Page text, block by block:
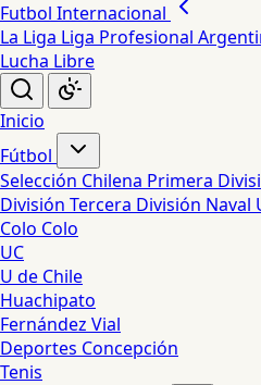
Futbol Internacional
La Liga Liga Profesional
Lucha Libre
Inicio
Fútbol
Selección Chilena Primera
División Tercera División Naval
Colo Colo
UC
U de Chile
Huachipato
Fernández Vial
Deportes Concepción
Tenis